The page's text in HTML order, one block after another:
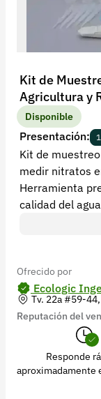
Kit de
Agricultura y
Disponible
Presentación:
Kit de
medir nitratos
Herramienta
calidad del
Ofrecido por
Ecologic
Tv. 22a #59-
Reputación del
Responde
aproximadamente
Iniciar sesión
Recuperar
Contacto
Soporte
+57 323 2931928
contacto@croper.com
© 2026